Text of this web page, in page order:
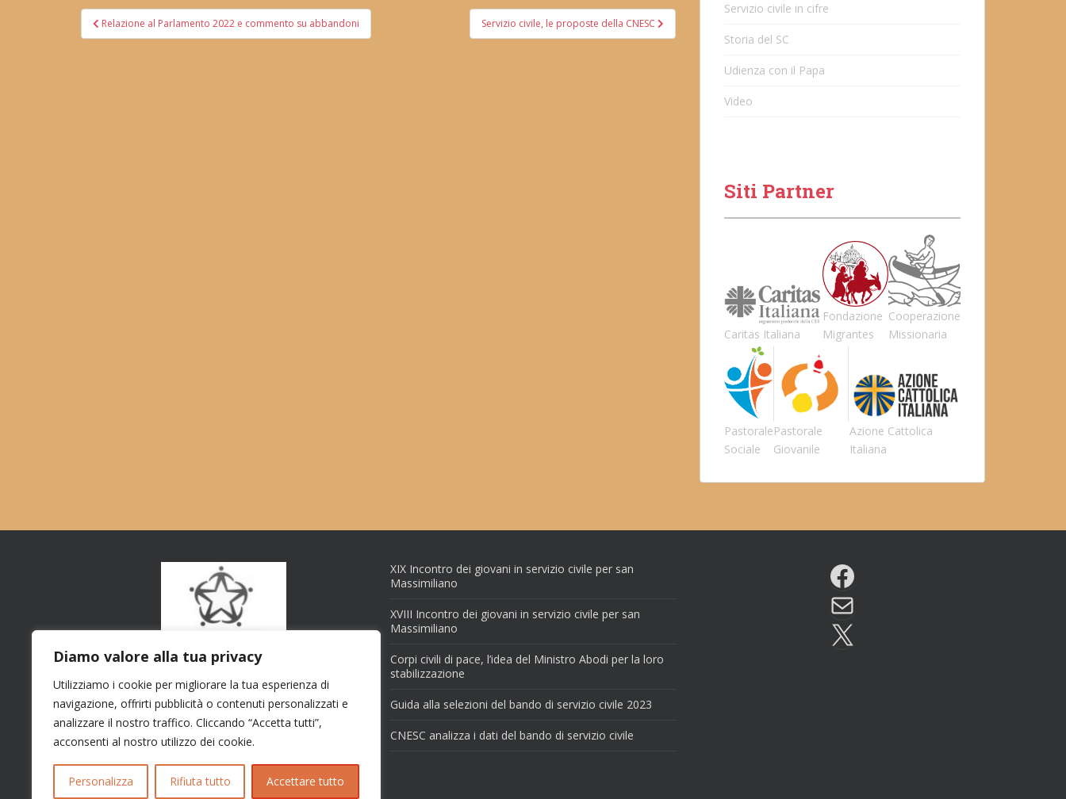
Diamo valore alla tua privacy
Utilizziamo i cookie per migliorare la tua esperienza di
navigazione, offrirti pubblicità o contenuti personalizzati e
analizzare il nostro traffico. Cliccando “Accetta tutti”,
acconsenti al nostro utilizzo dei cookie.
Personalizza Rifiuta tutto Accettare tutto
Navigazione
articoli
Relazione al Parlamento 2022 e commento su abbandoni Servizio civile, le proposte della CNESC
Servizio civile in cifre
Storia del SC
Udienza con il Papa
Video
Siti Partner
Caritas Italiana
Fondazione
Migrantes
Cooperazione
Missionaria
Pastorale
Sociale
Pastorale
Giovanile
Azione Cattolica
Italiana
XIX Incontro dei giovani in servizio civile per san
Massimiliano
XVIII Incontro dei giovani in servizio civile per san
Massimiliano
Corpi civili di pace, l’idea del Ministro Abodi per la loro
stabilizzazione
Guida alla selezioni del bando di servizio civile 2023
CNESC analizza i dati del bando di servizio civile
Facebook
Email
X